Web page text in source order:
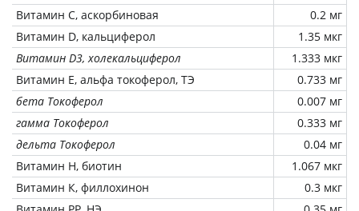
Витамин C, аскорбиновая
0.2 мг
Витамин D, кальциферол
1.35 мкг
Витамин D3, холекальциферол
1.333 мкг
Витамин Е, альфа токоферол, ТЭ
0.733 мг
бета Токоферол
0.007 мг
гамма Токоферол
0.333 мг
дельта Токоферол
0.04 мг
Витамин Н, биотин
1.067 мкг
Витамин К, филлохинон
0.3 мкг